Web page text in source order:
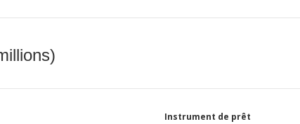
Instrument de prêt